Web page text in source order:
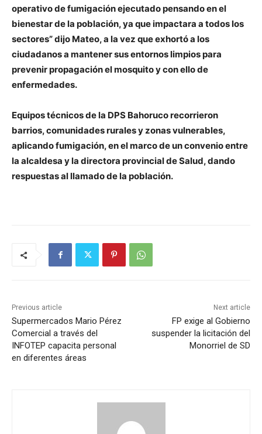
operativo de fumigación ejecutado pensando en el
bienestar de la población, ya que impactara a todos los
sectores” dijo Mateo, a la vez que exhortó a los
ciudadanos a mantener sus entornos limpios para
prevenir propagación el mosquito y con ello de
enfermedades.
Equipos técnicos de la DPS Bahoruco recorrieron
barrios, comunidades rurales y zonas vulnerables,
aplicando fumigación, en el marco de un convenio entre
la alcaldesa y la directora provincial de Salud, dando
respuestas al llamado de la población.
Previous article
Supermercados Mario Pérez
Comercial a través del
INFOTEP capacita personal
en diferentes áreas
Next article
FP exige al Gobierno
suspender la licitación del
Monorriel de SD